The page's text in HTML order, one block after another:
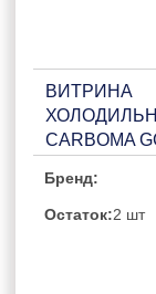
ВИТРИНА
CARBOMA
Бренд:
Остаток:2 шт